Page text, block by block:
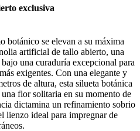
exclusiva
botánico se elevan a su máxima
artificial de tallo abierto, una
una curaduría excepcional para
exigentes. Con una elegante y
de altura, esta silueta botánica
flor solitaria en su momento de
dictamina un refinamiento sobrio
lienzo ideal para impregnar de